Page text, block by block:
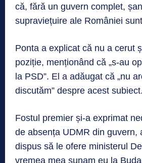
că, fără un guvern complet,
supraviețuire ale României sunt
Ponta a explicat că nu a cerut
poziție, menționând că „s-au
la PSD”. El a adăugat că „nu
discutăm” despre acest subiect.
Fostul premier și-a exprimat
de absența UDMR din guvern,
dispus să le ofere ministerul
vremea mea sunam eu la